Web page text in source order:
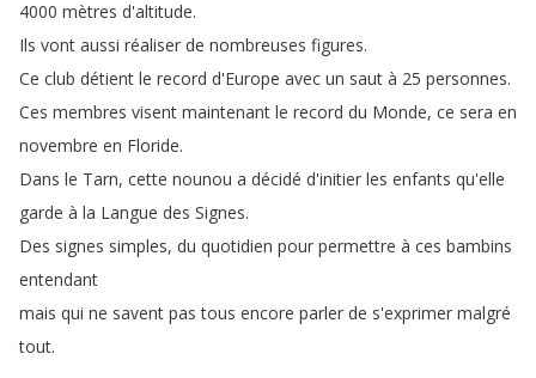
4000 mètres d'altitude.
Ils vont aussi réaliser de nombreuses figures.
Ce club détient le record d'Europe avec un saut à 25 personnes.
Ces membres visent maintenant le record du Monde, ce sera en
novembre en Floride.
Dans le Tarn, cette nounou a décidé d'initier les enfants qu'elle
garde à la Langue des Signes.
Des signes simples, du quotidien pour permettre à ces bambins
entendant
mais qui ne savent pas tous encore parler de s'exprimer malgré
tout.